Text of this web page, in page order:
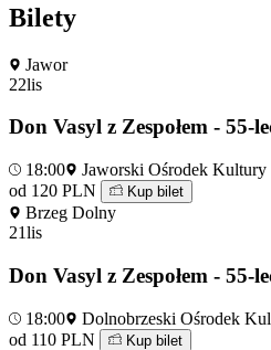
Bilety
Jawor
22lis
Don Vasyl z Zespołem - 55-
18:00
Jaworski Ośrodek Kultury
od 120 PLN
Kup bilet
Brzeg Dolny
21lis
Don Vasyl z Zespołem - 55-
18:00
Dolnobrzeski Ośrodek
od 110 PLN
Kup bilet